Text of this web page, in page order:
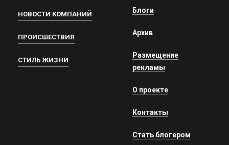
НОВОСТИ КОМПАНИЙ
ПРОИСШЕСТВИЯ
СТИЛЬ ЖИЗНИ
Блоги
Архив
Размещение
рекламы
О проекте
Контакты
Стать блогером